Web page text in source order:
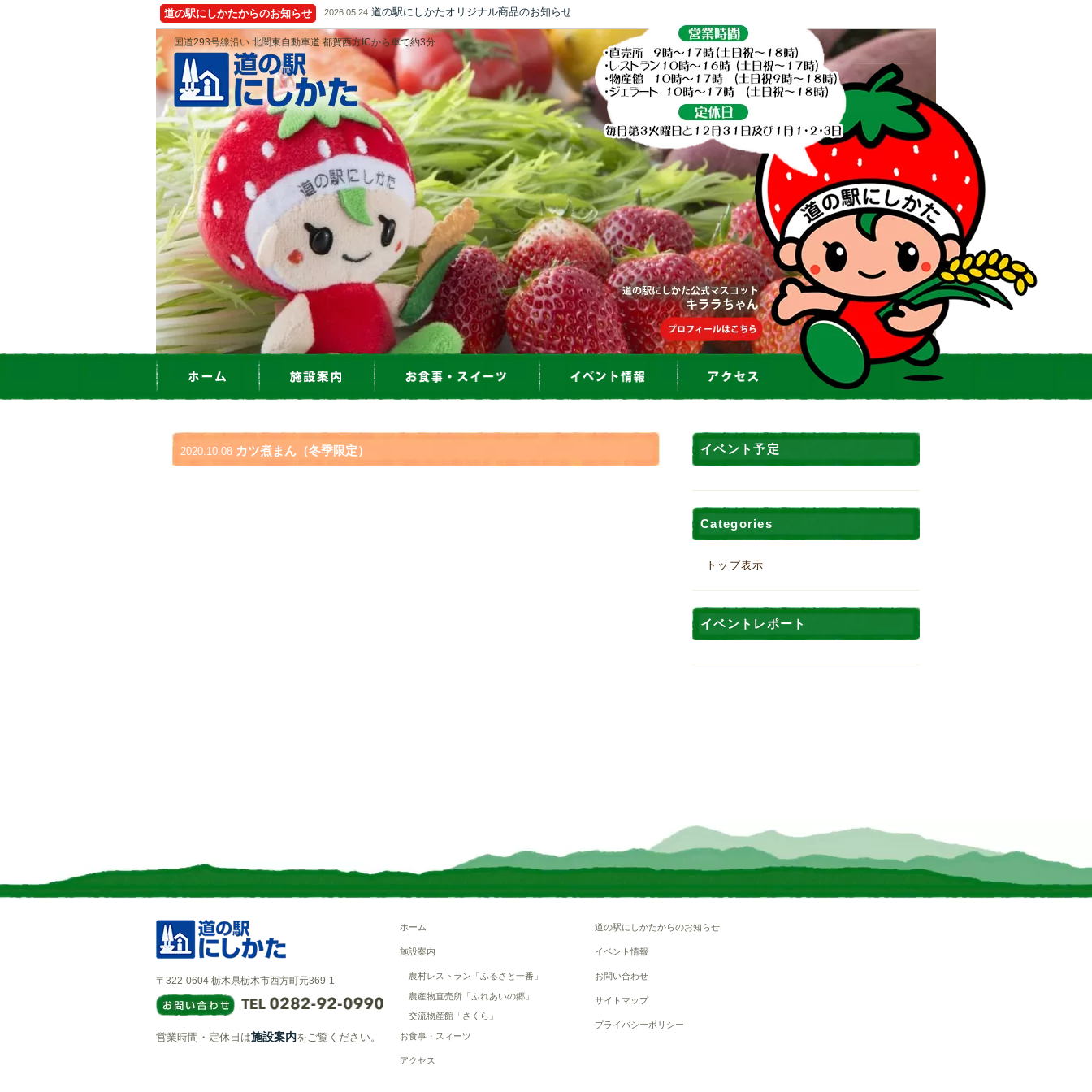
道の駅にしかたからのお知らせ 2026.05.24 道の駅にしかたオリジナル商品のお知らせ
国道293号線沿い 北関東自動車道 都賀西方ICから車で約3分
2020.10.08 カツ煮まん（冬季限定） イベント予定
Categories
トップ表示
イベントレポート
〒322-0604 栃木県栃木市西方町元369-1
営業時間・定休日は施設案内をご覧ください。
ホーム
施設案内
農村レストラン「ふるさと一番」
農産物直売所「ふれあいの郷」
交流物産館「さくら」
お食事・スィーツ
アクセス
道の駅にしかたからのお知らせ
イベント情報
お問い合わせ
サイトマップ
プライバシーポリシー